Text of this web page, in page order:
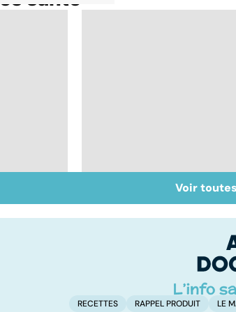
des
Le magnésium, un
oligo-élément vital
Voir
RECETTES RAPPEL PRODUIT LE